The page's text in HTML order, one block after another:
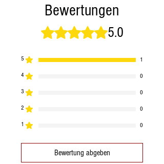
Bewertungen
Mit 5 von 5 Sternen bewertet.
5.0
5 1
4 0
3 0
2 0
1 0
Bewertung abgeben